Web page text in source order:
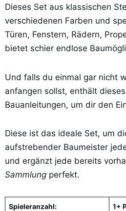
Dieses Set aus klassischen
verschiedenen Farben und
Türen, Fenstern, Rädern,
bietet schier endlose
Und falls du einmal gar nicht
anfangen sollst, enthält
Bauanleitungen, um dir den
Diese ist das ideale Set, um
aufstrebender Baumeister
und ergänzt jede bereits
Sammlung perfekt.
Spieleranzahl: 1+